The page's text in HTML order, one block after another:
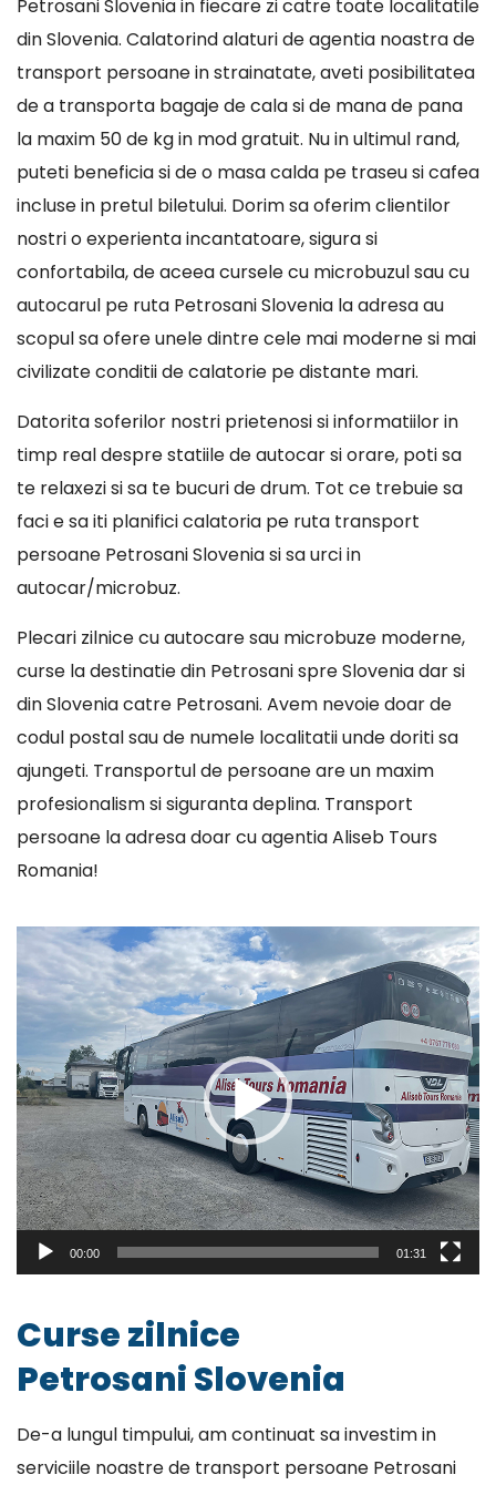
Petrosani Slovenia in fiecare zi catre toate localitatile
din Slovenia. Calatorind alaturi de agentia noastra de
transport persoane in strainatate, aveti posibilitatea
de a transporta bagaje de cala si de mana de pana
la maxim 50 de kg in mod gratuit. Nu in ultimul rand,
puteti beneficia si de o masa calda pe traseu si cafea
incluse in pretul biletului. Dorim sa oferim clientilor
nostri o experienta incantatoare, sigura si
confortabila, de aceea cursele cu microbuzul sau cu
autocarul pe ruta Petrosani Slovenia la adresa au
scopul sa ofere unele dintre cele mai moderne si mai
civilizate conditii de calatorie pe distante mari.
Datorita soferilor nostri prietenosi si informatiilor in
timp real despre statiile de autocar si orare, poti sa
te relaxezi si sa te bucuri de drum. Tot ce trebuie sa
faci e sa iti planifici calatoria pe ruta transport
persoane Petrosani Slovenia si sa urci in
autocar/microbuz.
Plecari zilnice cu autocare sau microbuze moderne,
curse la destinatie din Petrosani spre Slovenia dar si
din Slovenia catre Petrosani. Avem nevoie doar de
codul postal sau de numele localitatii unde doriti sa
ajungeti. Transportul de persoane are un maxim
profesionalism si siguranta deplina. Transport
persoane la adresa doar cu agentia Aliseb Tours
Romania!
Player
video
00:00 01:31
Curse zilnice
Petrosani Slovenia
De-a lungul timpului, am continuat sa investim in
serviciile noastre de transport persoane Petrosani